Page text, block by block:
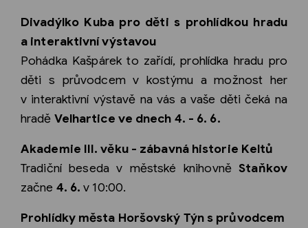
Divadýlko Kuba pro děti s prohlídkou hradu
a interaktivní výstavou
Pohádka Kašpárek to zařídí, prohlídka hradu pro
děti s průvodcem v kostýmu a možnost her
v interaktivní výstavě na vás a vaše děti čeká na
hradě Velhartice ve dnech 4. - 6. 6.
Akademie III. věku - zábavná historie Keltů
Tradiční beseda v městské knihovně Staňkov
začne 4. 6. v 10:00.
Prohlídky města Horšovský Týn s průvodcem